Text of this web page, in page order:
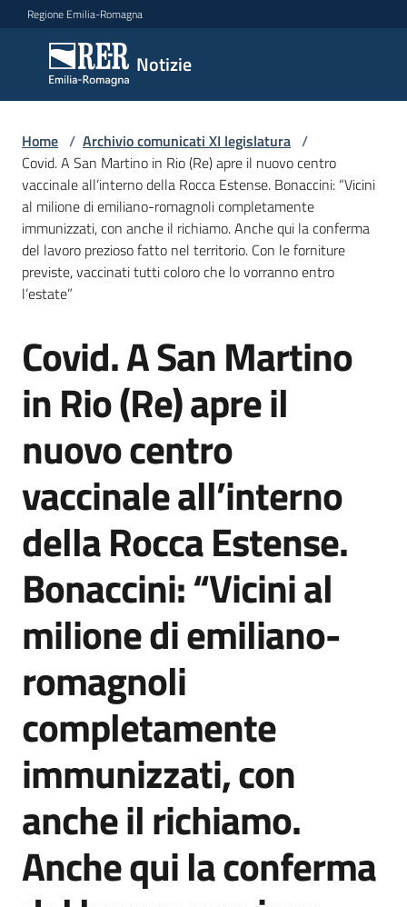
Vai al contenuto
Vai alla navigazione
Vai al footer
Regione Emilia-Romagna
Notizie
Notizie
Comunicati
stampa
Cerca
un
comunicato
Risorse
Agenzia
di
informazione
e
comunicazione
Seguici
su
Home / Archivio comunicati XI legislatura /
Covid. A San Martino in Rio (Re) apre il nuovo centro
vaccinale all’interno della Rocca Estense. Bonaccini: “Vicini
al milione di emiliano-romagnoli completamente
immunizzati, con anche il richiamo. Anche qui la conferma
del lavoro prezioso fatto nel territorio. Con le forniture
previste, vaccinati tutti coloro che lo vorranno entro
l’estate”
Salta al contenuto
Covid. A San Martino
in Rio (Re) apre il
nuovo centro
vaccinale all’interno
della Rocca Estense.
Bonaccini: “Vicini al
milione di emiliano-
romagnoli
completamente
immunizzati, con
anche il richiamo.
Anche qui la conferma